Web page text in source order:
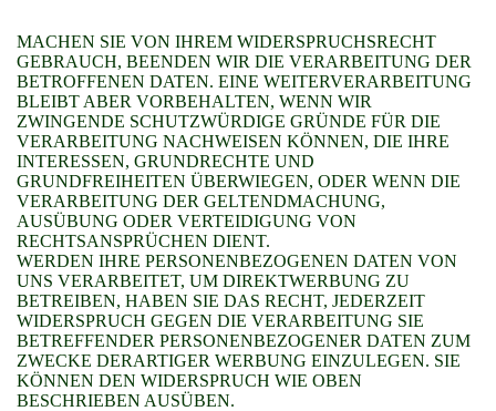
MACHEN SIE VON IHREM WIDERSPRUCHSRECHT
GEBRAUCH, BEENDEN WIR DIE VERARBEITUNG DER
BETROFFENEN DATEN. EINE WEITERVERARBEITUNG
BLEIBT ABER VORBEHALTEN, WENN WIR
ZWINGENDE SCHUTZWÜRDIGE GRÜNDE FÜR DIE
VERARBEITUNG NACHWEISEN KÖNNEN, DIE IHRE
INTERESSEN, GRUNDRECHTE UND
GRUNDFREIHEITEN ÜBERWIEGEN, ODER WENN DIE
VERARBEITUNG DER GELTENDMACHUNG,
AUSÜBUNG ODER VERTEIDIGUNG VON
RECHTSANSPRÜCHEN DIENT.
WERDEN IHRE PERSONENBEZOGENEN DATEN VON
UNS VERARBEITET, UM DIREKTWERBUNG ZU
BETREIBEN, HABEN SIE DAS RECHT, JEDERZEIT
WIDERSPRUCH GEGEN DIE VERARBEITUNG SIE
BETREFFENDER PERSONENBEZOGENER DATEN ZUM
ZWECKE DERARTIGER WERBUNG EINZULEGEN. SIE
KÖNNEN DEN WIDERSPRUCH WIE OBEN
BESCHRIEBEN AUSÜBEN.